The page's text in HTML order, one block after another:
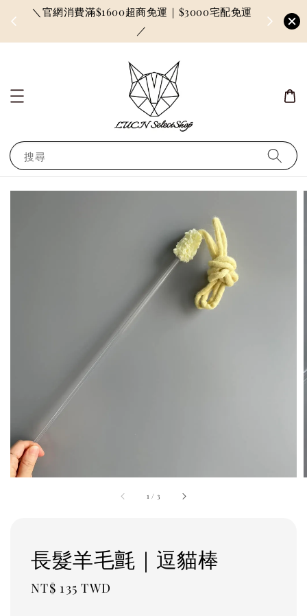
＼官網消費滿$1600超商免運｜$3000宅配免運
／
因訂單
搜尋
1 / 3
長髮羊毛氈｜逗貓棒
Regular
NT$ 135 TWD